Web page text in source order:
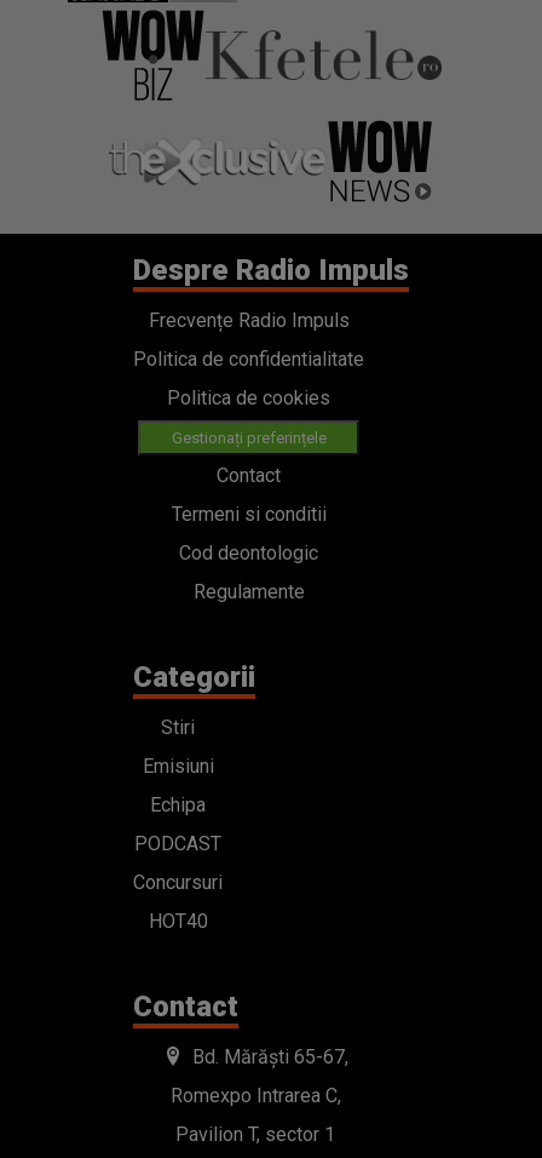
Despre Radio Impuls
Frecvențe Radio Impuls
Politica de confidentialitate
Politica de cookies
Gestionați preferințele
Contact
Termeni si conditii
Cod deontologic
Regulamente
Categorii
Stiri
Emisiuni
Echipa
PODCAST
Concursuri
HOT40
Contact
Bd. Mărăști 65-67,
Romexpo Intrarea C,
Pavilion T, sector 1